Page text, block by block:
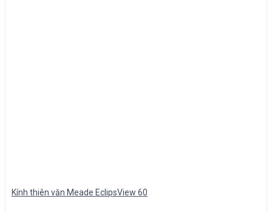
Kính thiên văn Meade EclipsView 60